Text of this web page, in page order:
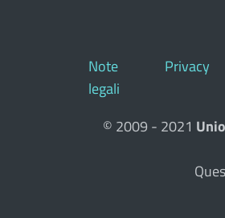
Note
legali
Privacy
© 2009 - 2021